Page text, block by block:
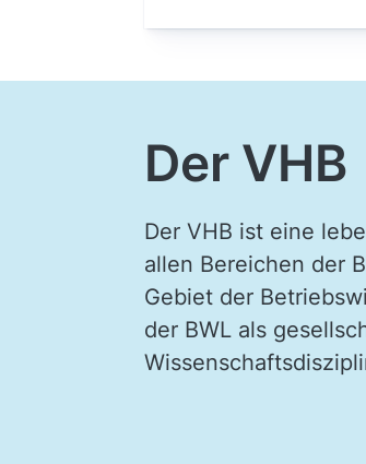
Der VHB
Der VHB ist eine
allen Bereichen der
Gebiet der
der BWL als